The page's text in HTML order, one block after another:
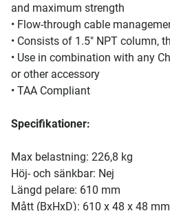
and maximum strength
• Flow-through cable
• Consists of 1.5" NPT column,
• Use in combination with any
or other accessory
• TAA Compliant
Specifikationer:
Max belastning: 226,8 kg
Höj- och sänkbar: Nej
Längd pelare: 610 mm
Mått (BxHxD): 610 x 48 x 48 mm